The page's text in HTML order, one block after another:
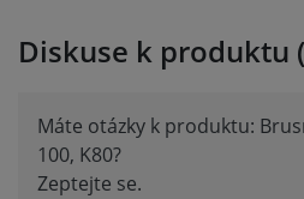
Diskuse k produktu
Máte otázky k produktu:
100, K80?
Zeptejte se.